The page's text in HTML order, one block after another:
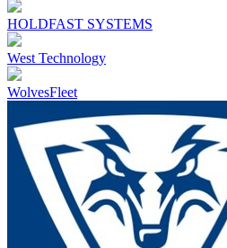
HOLDFAST SYSTEMS
West Technology
WolvesFleet